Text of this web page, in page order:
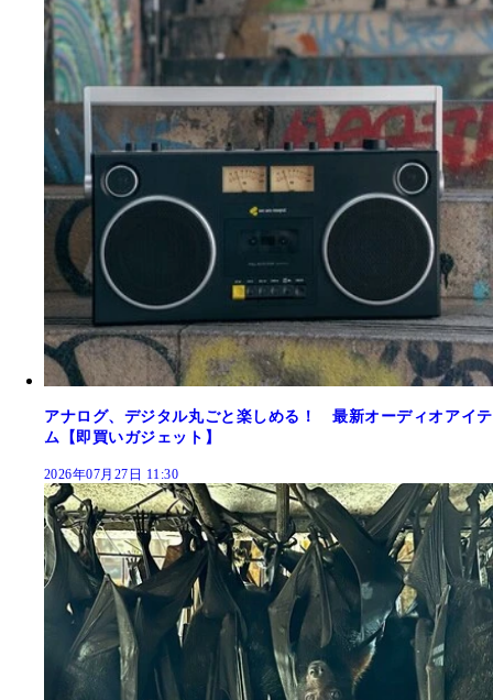
アナログ、デジタル丸ごと楽しめる！ 最新オーディオアイテ
ム【即買いガジェット】
2026年07月27日 11:30